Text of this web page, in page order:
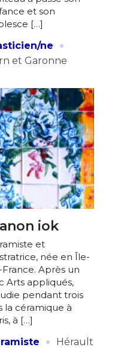
et son
[…]
ne
·
et Garonne
iok
et
née en Île-
Après un
Arts appliqués,
pendant trois
la céramique à
à […]
· Hérault